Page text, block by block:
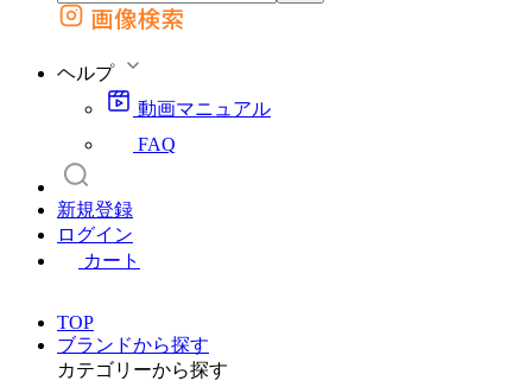
外部サイトの商品をカートに追加
画像検索
ヘルプ
動画マニュアル
FAQ
新規登録
ログイン
カート
TOP
ブランドから探す
カテゴリーから探す